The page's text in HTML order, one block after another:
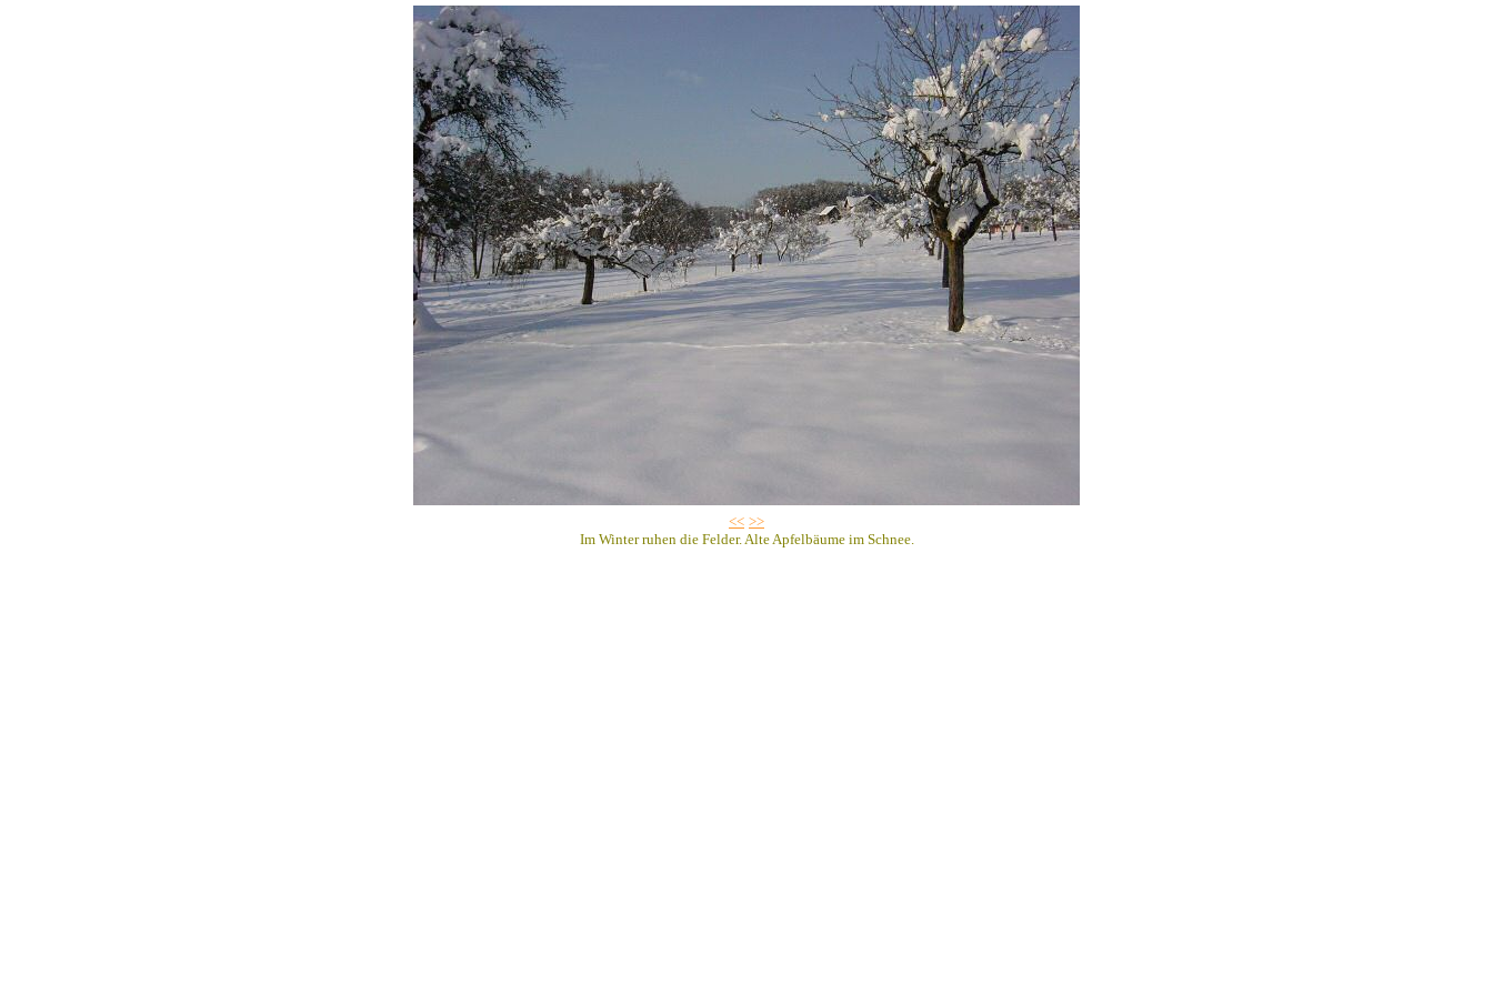
<< >>
Im Winter ruhen die Felder. Alte Apfelbäume im Schnee.